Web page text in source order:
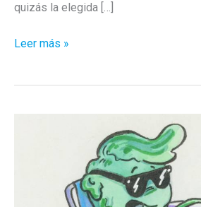
quizás la elegida […]
Clásicos
Leer más »